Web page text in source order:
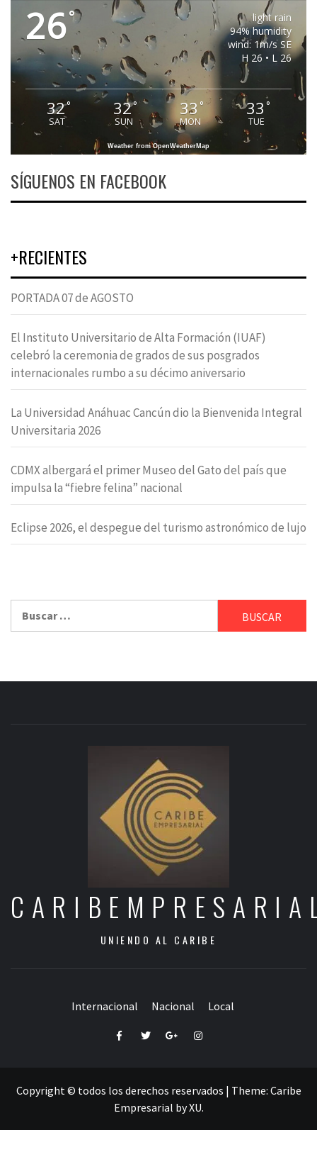
26°
light rain
94% humidity
wind: 1m/s SE
H 26 • L 26
32°
SAT
32°
SUN
33 °
MON
33 °
TUE
Weather from OpenWeatherMap
SÍGUENOS EN FACEBOOK
+RECIENTES
PORTADA 07 de AGOSTO
El Instituto Universitario de Alta Formación (IUAF)
celebró la ceremonia de grados de sus posgrados
internacionales rumbo a su décimo aniversario
La Universidad Anáhuac Cancún dio la Bienvenida Integral
Universitaria 2026
CDMX albergará el primer Museo del Gato del país que
impulsa la “fiebre felina” nacional
Eclipse 2026, el despegue del turismo astronómico de lujo
UNIENDO AL CARIBE
Internacional Nacional Local
FacebookTwitterGoogle+Instagram
Copyright © todos los derechos reservados | Theme: Caribe
Empresarial byXU.